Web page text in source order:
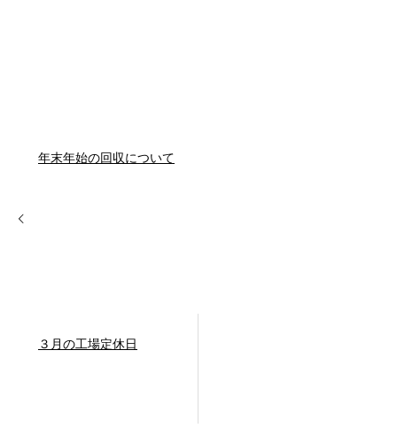
年末年始の回収について
３月の工場定休日